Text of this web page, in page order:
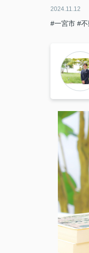
2024.11.12
#一宮市 #